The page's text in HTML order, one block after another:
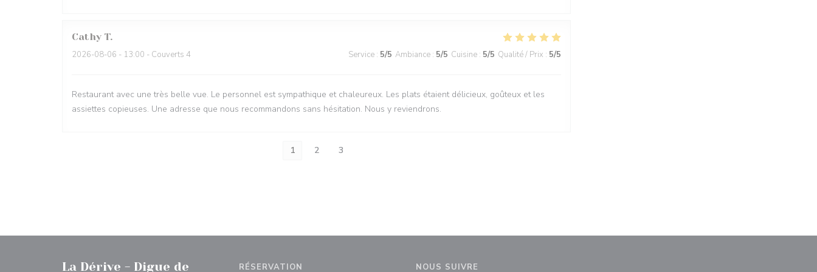
Cathy T
2026-08-06 - 13:00 - Couverts 4 Service : 5/5 Ambiance : 5/5 Cuisine : 5/5 Qualité / Prix : 5/5
Restaurant avec une très belle vue. Le personnel est sympathique et chaleureux. Les plats étaient délicieux, goûteux et les
assiettes copieuses. Une adresse que nous recommandons sans hésitation. Nous y reviendrons.
1 2 3
La Dérive - Digue de RÉSERVATION NOUS SUIVRE